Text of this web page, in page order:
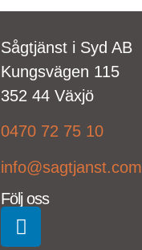
Sågtjänst i Syd AB
Kungsvägen 115
352 44 Växjö
0470 72 75 10
info@sagtjanst.com
Följ oss